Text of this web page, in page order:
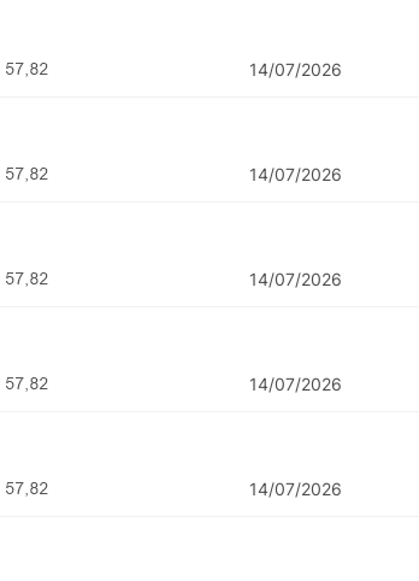
14/07/2026
14/07/2026
14/07/2026
14/07/2026
14/07/2026